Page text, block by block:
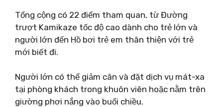
Tổng cộng có 22 điểm tham quan, từ Đường
trượt Kamikaze tốc độ cao dành cho trẻ lớn và
người lớn đến Hồ bơi trẻ em thân thiện với trẻ
mới biết đi.
Người lớn có thể giảm cân và đặt dịch vụ mát-xa
tại phòng khách trong khuôn viên hoặc nằm trên
giường phơi nắng vào buổi chiều.